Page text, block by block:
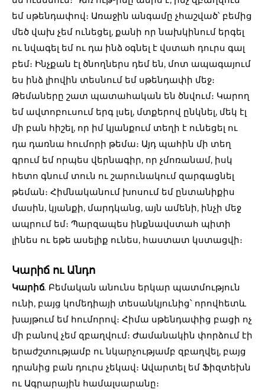
եմ սթենդափով։ Առաջին անգամը չհաշված՝ բեմից
մեծ վախ չեմ ունեցել, քանի որ նախկինում երգել
ու նվագել եմ ու դա ինձ օգնել է վստահ դուրս գալ
բեմ։ Ինչքան էլ ծնողներս դեմ են, մոտ ապագայում
ես ինձ լիովին տեսնում եմ սթենդափի մեջ։
Թեմաները շատ պատահական են ծնվում։ Կարող
եմ ավտոբուսում երգ լսել, մտքերով ընկնել, մեկ էլ
մի բան հիշել, որ իմ կյանքում տեղի է ունեցել ու
դա դառնա հումորի թեմա։ Այդ պահին մի տեղ
գրում եմ որպես վերնագիր, որ չմոռանամ, իսկ
հետո գնում տուն ու շարունակում զարգացնել
թեման։ Հիմնականում խոսում եմ ընտանիքիս
մասին, կյանքի, մարդկանց, այն ամենի, ինչի մեջ
ապրում եմ։ Պարզապես ինքնավստահ պիտի
լինես ու եթե ասելիք ունես, հաստատ կստացվի։
Կարիճ ու Անդո
Կարիճ. Բեմական անունս երկար պատմություն
ունի, բայց կոմեդիայի տեսանկյունից՝ որովհետև
խայթում եմ հումորով։ Հիմա սթենդափից բացի ոչ
մի բանով չեմ զբաղվում։ Ժամանակին փորձում էի
երաժշտությամբ ու նկարչությամբ զբաղվել, բայց
դրանից բան դուրս չեկավ։ Ավարտել եմ Ֆիզտեխն
ու Ագրարային համալսարանը։